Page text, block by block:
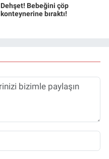
Dehşet! Bebeğini çöp
konteynerine bıraktı!